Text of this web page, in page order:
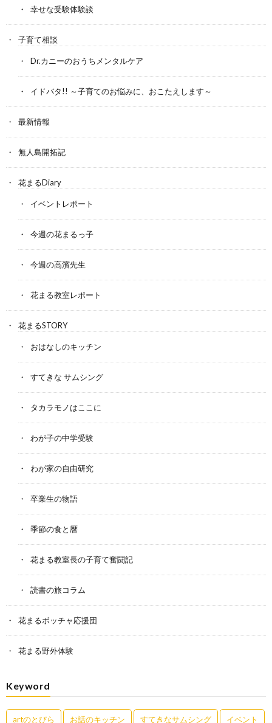
幸せな受験体験談
子育て相談
Dr.カニーのおうちメンタルケア
イドバタ!! ～子育てのお悩みに、おこたえします～
最新情報
無人島開拓記
花まるDiary
イベントレポート
今週の花まるっ子
今週の高濱先生
花まる教室レポート
花まるSTORY
おはなしのキッチン
すてきな サムシング
タカラモノはここに
わが子の中学受験
わが家の自由研究
卒業生の物語
季節の食と暦
花まる教室長の子育て奮闘記
読書の旅コラム
花まるボッチャ応援団
花まる野外体験
Keyword
artのとびら お話のキッチン すてきなサムシング イベント